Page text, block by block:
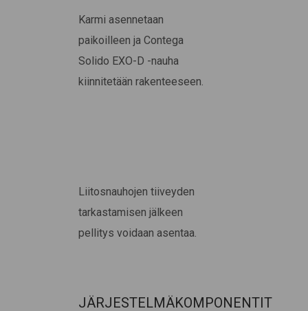
Karmi asennetaan
paikoilleen ja Contega
Solido EXO-D -nauha
kiinnitetään rakenteeseen.
Liitosnauhojen tiiveyden
tarkastamisen jälkeen
pellitys voidaan asentaa.
JÄRJESTELMÄKOMPONENTIT